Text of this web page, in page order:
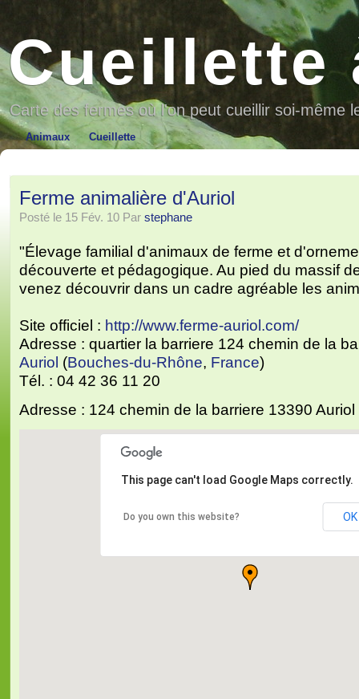
Cueillette
Carte des fermes où l'on peut cueillir soi-même
Animaux Cueillette
Ferme animalière d'Auriol
Posté le 15 Fév. 10 Par stephane
"Élevage familial d'animaux de ferme et
découverte et pédagogique. Au pied du massif
venez découvrir dans un cadre agréable les
Site officiel : http://www.ferme-auriol.com/
Adresse : quartier la barriere 124 chemin de la
Auriol (Bouches-du-Rhône, France)
Tél. : 04 42 36 11 20
Adresse : 124 chemin de la barriere 13390 Auriol
This page can't load Google Maps correctly.
Do you own this website? OK